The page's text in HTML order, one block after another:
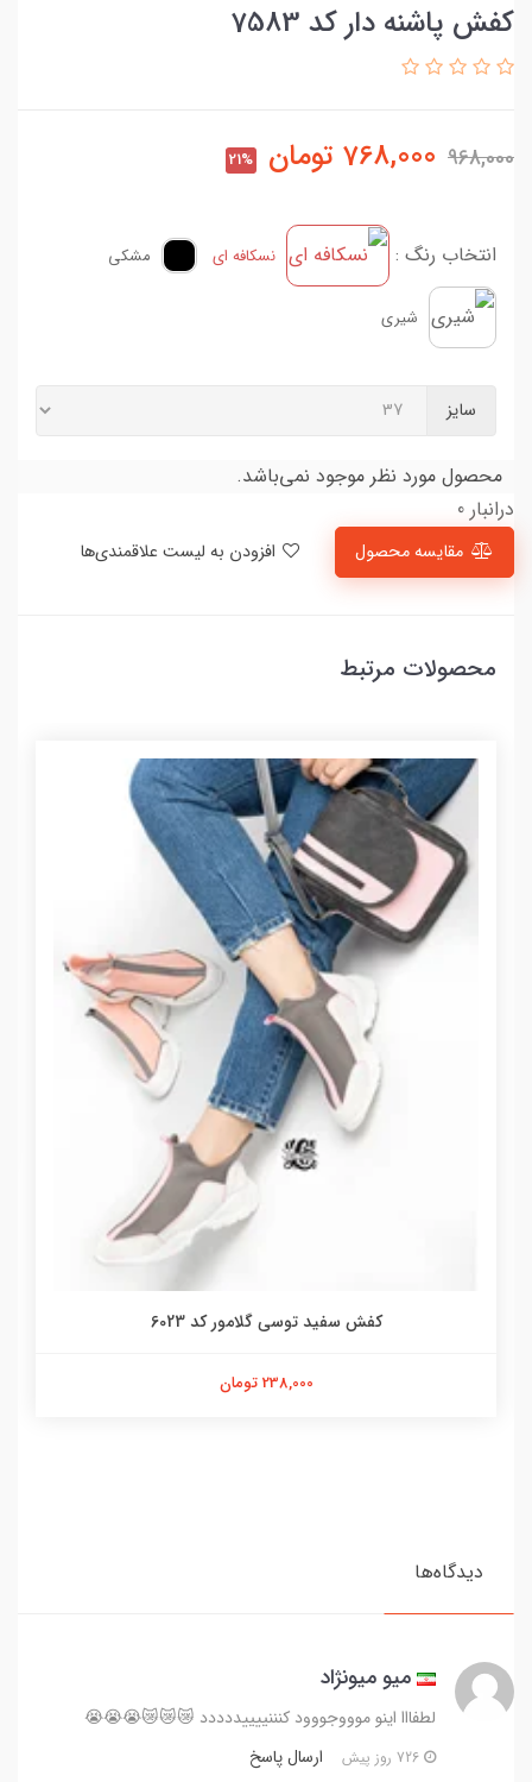
کفش پاشنه دار کد 7583
968,000
768,000 تومان 21%
انتخاب رنگ : نسکافه ای مشکی
شیری
سایز
محصول مورد نظر موجود نمی‌باشد.
درانبار 0
مقایسه محصول
محصولات مرتبط
کفش سفید توسی گلامور کد 6023
238,000 تومان
دیدگاه‌ها
میو میونژاد
لطفااا اینو موووجووود کنننییییددددد 😿😿😿😭😭😭
ارسال پاسخ